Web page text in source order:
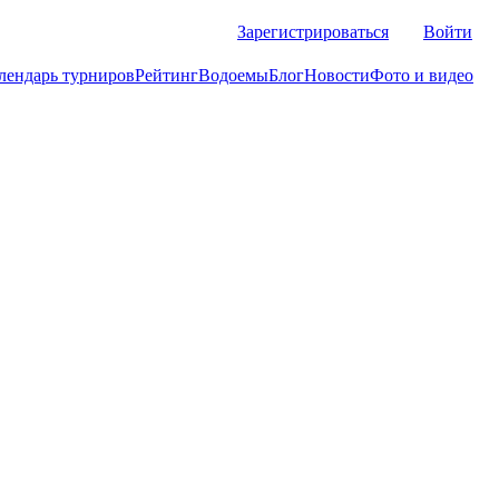
Зарегистрироваться Войти
турнировРейтингВодоемыБлогНовостиФото и видео